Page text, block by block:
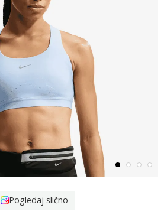
Pogledaj slično